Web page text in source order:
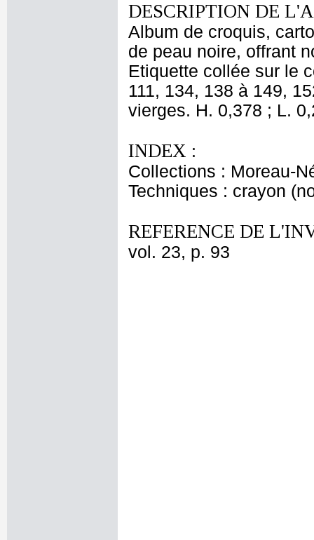
DESCRIPTION DE
Album de croquis,
de peau noire, offrant
Etiquette collée sur le
111, 134, 138 à 149,
vierges. H. 0,378 ; L.
INDEX :
Collections : Moreau-
Techniques : crayon
REFERENCE DE
vol. 23, p. 93